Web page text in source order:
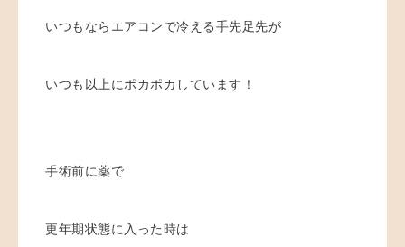
いつもならエアコンで冷える手先足先が
いつも以上にポカポカしています！
手術前に薬で
更年期状態に入った時は